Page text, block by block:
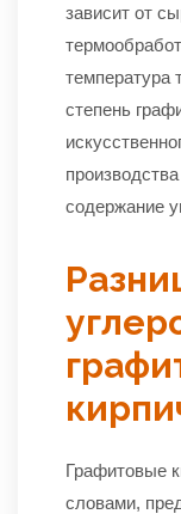
зависит от
температура
степень
содержание
Графитовые
словами,